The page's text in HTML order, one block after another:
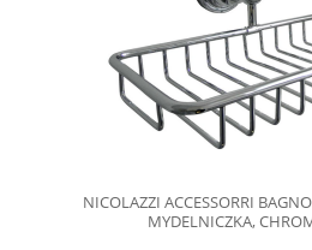
NICOLAZZI ACCESSORRI
MYDELNICZKA,